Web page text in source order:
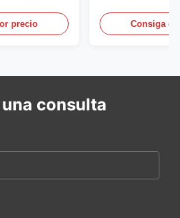
precio
marinoConsiga el
consulta